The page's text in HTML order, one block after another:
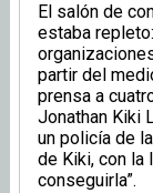
El salón de
estaba
partir del
prensa a
Jonathan Kiki
un policía de
de Kiki, con la
conseguirla”.